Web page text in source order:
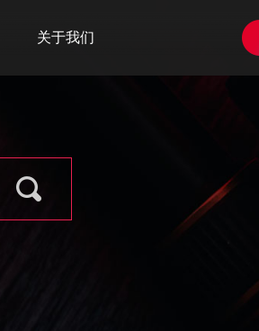
关于我们